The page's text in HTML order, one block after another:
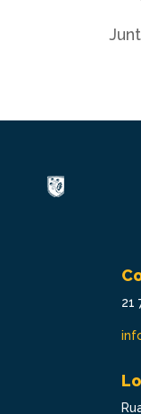
21